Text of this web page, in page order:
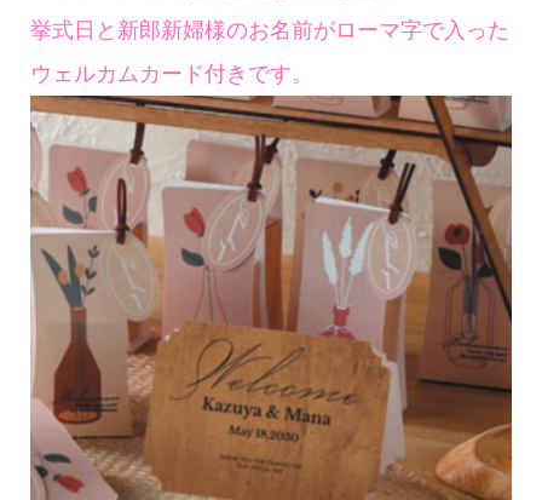
挙式日と新郎新婦様のお名前がローマ字で入った
ウェルカムカード付きです。